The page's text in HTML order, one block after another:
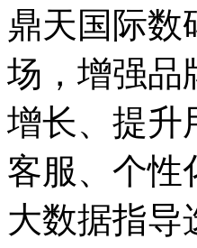
鼎天国际数
场，增强
增长、提
客服、个
大数据指导